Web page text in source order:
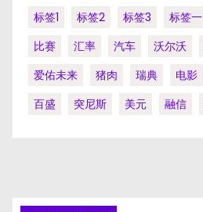
标签1
标签2 标签3 标签一
比赛
汇率 汽车 沃尔沃
爱佑未来
猪肉 瑞典 电影
百盛
突尼斯 美元 融信